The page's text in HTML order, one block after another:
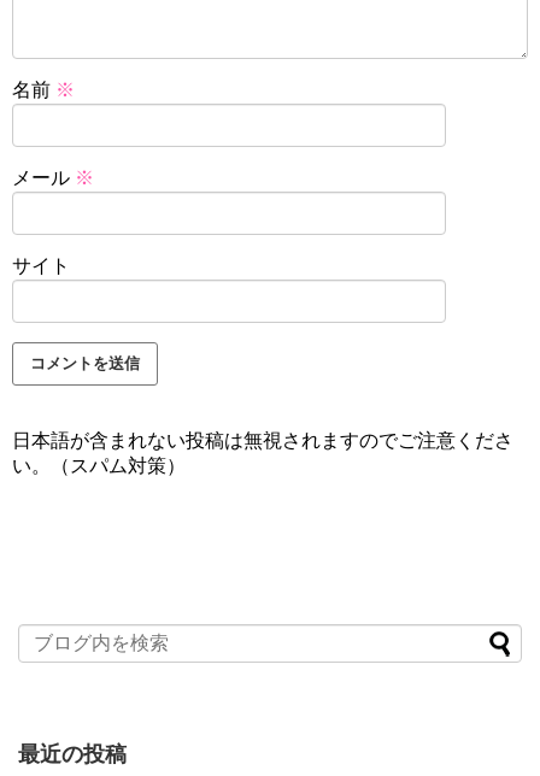
名前 ※
メール ※
サイト
日本語が含まれない投稿は無視されますのでご注意くださ
い。（スパム対策）
最近の投稿